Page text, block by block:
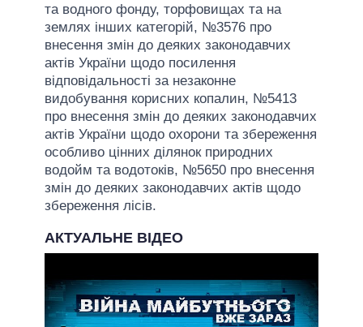
та водного фонду, торфовищах та на
землях інших категорій, №3576 про
внесення змін до деяких законодавчих
актів України щодо посилення
відповідальності за незаконне
видобування корисних копалин, №5413
про внесення змін до деяких законодавчих
актів України щодо охорони та збереження
особливо цінних ділянок природних
водойм та водотоків, №5650 про внесення
змін до деяких законодавчих актів щодо
збереження лісів.
АКТУАЛЬНЕ ВІДЕО